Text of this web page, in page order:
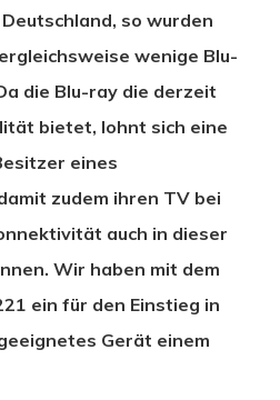
so wurden
wenige Blu-
die Blu-ray die derzeit
bietet, lohnt sich eine
eines
zudem ihren TV bei
auch in dieser
Wir haben mit dem
ein für den Einstieg in
Gerät einem